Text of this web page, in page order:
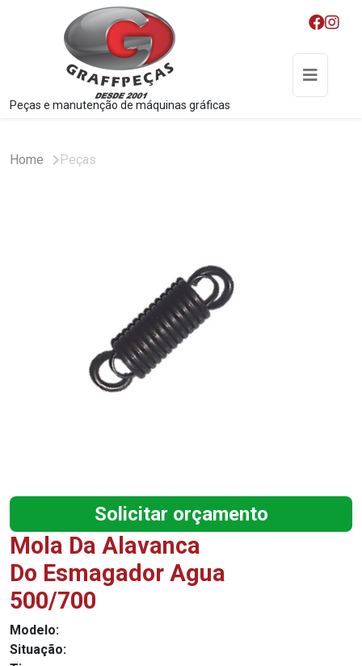
Peças e manutenção de máquinas gráficas
Home Peças
Solicitar orçamento
Mola Da Alavanca
Do Esmagador Agua
500/700
Modelo:
Situação: